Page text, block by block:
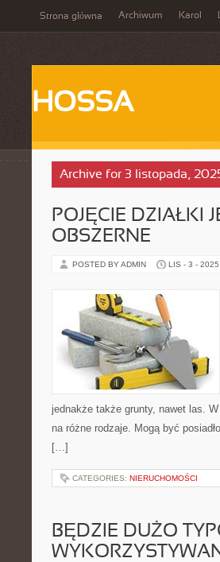
Strona główna Archiwum Karol
HOSSA
Archive for 3 listopada,
POJĘCIE DZIAŁKI
OBSZERNE
POSTED BY ADMIN LIS - 3 - 2025
jednakże także grunty, nawet las.
na różne rodzaje. Mogą być
[…]
CATEGORIES: NIERUCHOMOŚCI
BĘDZIE DUŻO